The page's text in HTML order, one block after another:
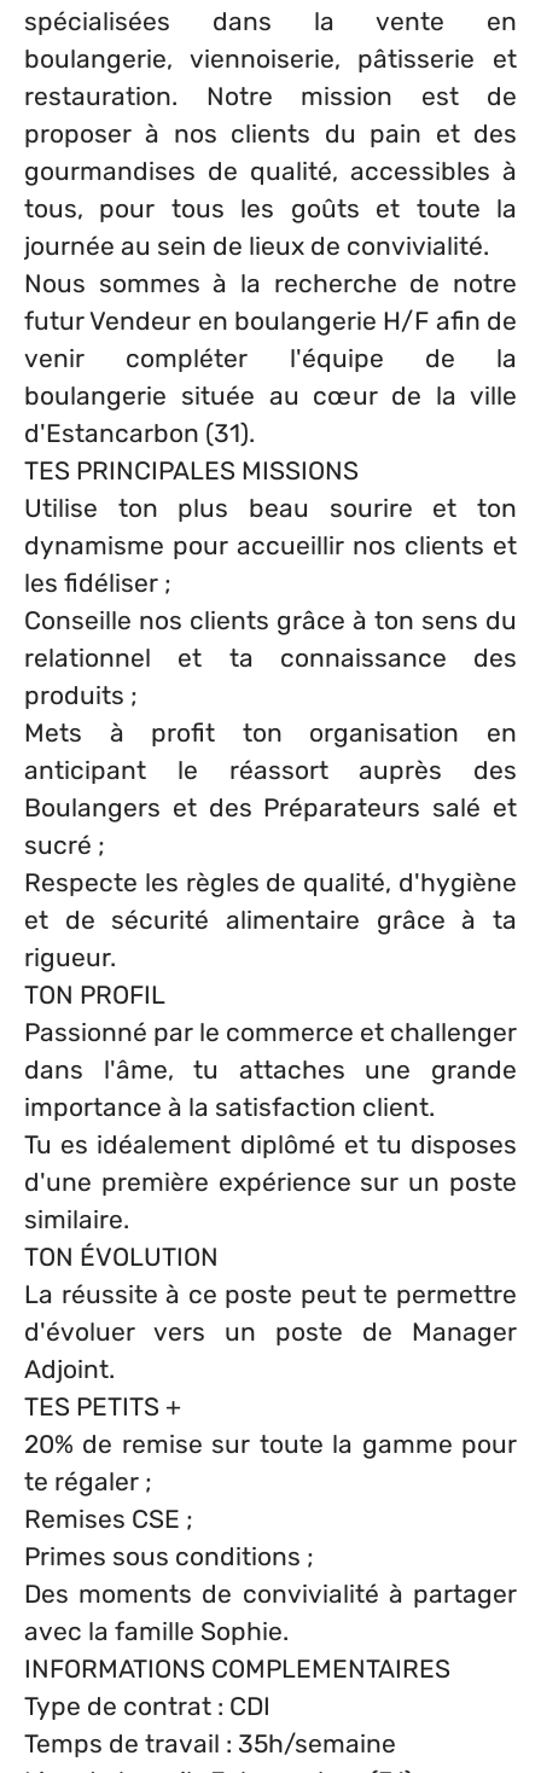
spécialisées dans la vente en
boulangerie, viennoiserie, pâtisserie et
restauration. Notre mission est de
proposer à nos clients du pain et des
gourmandises de qualité, accessibles à
tous, pour tous les goûts et toute la
journée au sein de lieux de convivialité.
Nous sommes à la recherche de notre
futur Vendeur en boulangerie H/F afin de
venir compléter l'équipe de la
boulangerie située au cœur de la ville
d'Estancarbon (31).
TES PRINCIPALES MISSIONS
Utilise ton plus beau sourire et ton
dynamisme pour accueillir nos clients et
les fidéliser ;
Conseille nos clients grâce à ton sens du
relationnel et ta connaissance des
produits ;
Mets à profit ton organisation en
anticipant le réassort auprès des
Boulangers et des Préparateurs salé et
sucré ;
Respecte les règles de qualité, d'hygiène
et de sécurité alimentaire grâce à ta
rigueur.
TON PROFIL
Passionné par le commerce et challenger
dans l'âme, tu attaches une grande
importance à la satisfaction client.
Tu es idéalement diplômé et tu disposes
d'une première expérience sur un poste
similaire.
TON ÉVOLUTION
La réussite à ce poste peut te permettre
d'évoluer vers un poste de Manager
Adjoint.
TES PETITS +
20% de remise sur toute la gamme pour
te régaler ;
Remises CSE ;
Primes sous conditions ;
Des moments de convivialité à partager
avec la famille Sophie.
INFORMATIONS COMPLEMENTAIRES
Type de contrat : CDI
Temps de travail : 35h/semaine